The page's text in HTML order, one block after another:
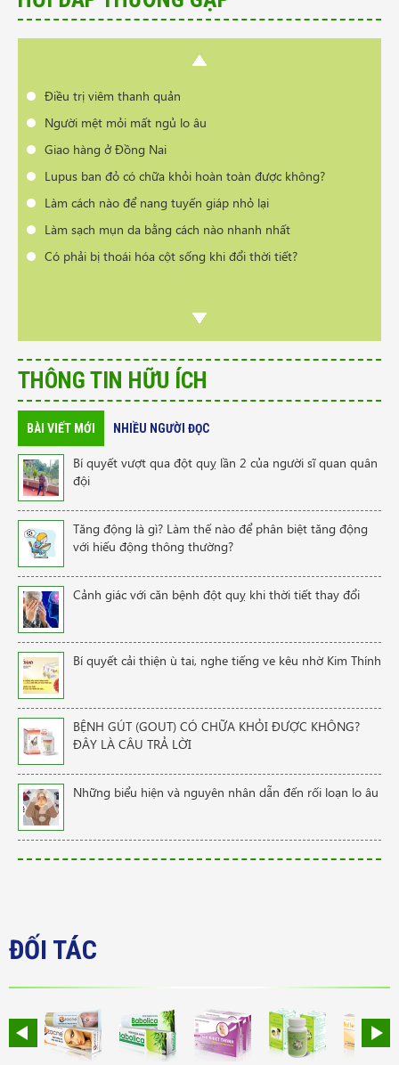
Làm sạch mụn da bằng cách nào nhanh nhất
Có phải bị thoái hóa cột sống khi đổi thời tiết?
Cần tư vấn sản phẩm trị vẩy nến da đầu
Điều trị viêm thanh quản
Người mệt mỏi mất ngủ lo âu
Giao hàng ở Đồng Nai
Lupus ban đỏ có chữa khỏi hoàn toàn được không?
Làm cách nào để nang tuyến giáp nhỏ lại
Làm sạch mụn da bằng cách nào nhanh nhất
Có phải bị thoái hóa cột sống khi đổi thời tiết?
THÔNG TIN HỮU ÍCH
BÀI VIẾT MỚI NHIỀU NGƯỜI ĐỌC
Bí quyết vượt qua đột quỵ lần 2 của người sĩ quan quân
đội
Tăng động là gì? Làm thế nào để phân biệt tăng động
với hiếu động thông thường?
Cảnh giác với căn bệnh đột quỵ khi thời tiết thay đổi
Bí quyết cải thiện ù tai, nghe tiếng ve kêu nhờ Kim Thính
BỆNH GÚT (GOUT) CÓ CHỮA KHỎI ĐƯỢC KHÔNG?
ĐÂY LÀ CÂU TRẢ LỜI
Những biểu hiện và nguyên nhân dẫn đến rối loạn lo âu
ĐỐI TÁC